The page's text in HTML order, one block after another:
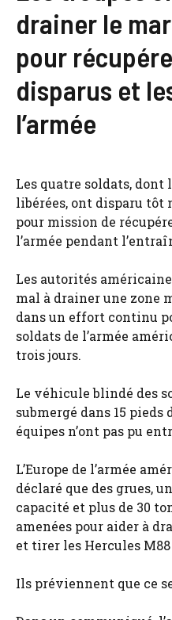
drainer le
pour
disparus et
l’armée
Les quatre soldats, dont
libérées, ont disparu tôt
pour mission de
l’armée pendant
Les autorités
mal à drainer une zone
dans un effort continu
soldats de l’armée
trois jours.
Le véhicule blindé des
submergé dans 15 pieds
équipes n’ont pas pu
L’Europe de l’armée
déclaré que des grues,
capacité et plus de 30
amenées pour aider à
et tirer les Hercules
Ils préviennent que ce